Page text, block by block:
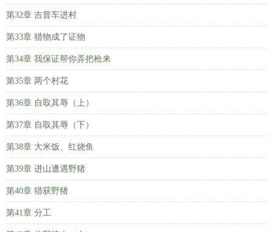
第32章 吉普车进村
第33章 猎物成了证物
第34章 我保证帮你弄把枪来
第35章 两个村花
第36章 自取其辱（上）
第37章 自取其辱（下）
第38章 大米饭、红烧鱼
第39章 进山遭遇野猪
第40章 猎获野猪
第41章 分工